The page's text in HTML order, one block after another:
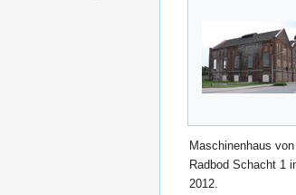
Maschinenhaus von
Radbod Schacht 1
2012.